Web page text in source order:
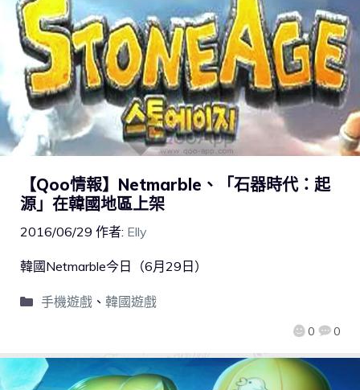
【Qoo情報】Netmarble、「石器時代：起
源」在韓國地區上架
2016/06/29 作者: Elly
0 0
韓國Netmarble今日（6月29日）
手機遊戲、 韓國遊戲